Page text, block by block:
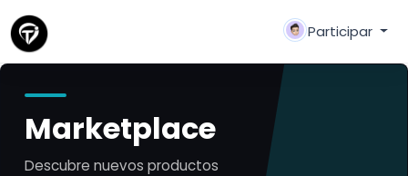
Participar
Marketplace
Descubre nuevos productos